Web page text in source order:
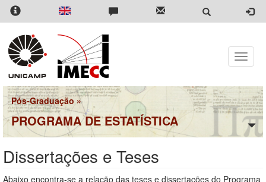
Pular
para
conteúdo
principal
Toggle
Pós-Graduação »
PROGRAMA DE ESTATÍSTICA
Dissertações e Teses
Abaixo encontra-se a relação das teses e dissertações do Programa